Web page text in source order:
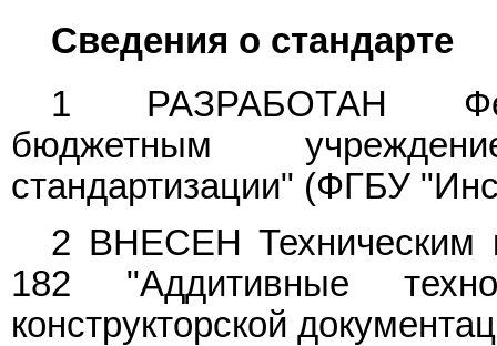
Сведения о стандарте
1 РАЗРАБОТАН
бюджетным
стандартизации" (ФГБУ
2 ВНЕСЕН Техническим
182 "Аддитивные
конструкторской